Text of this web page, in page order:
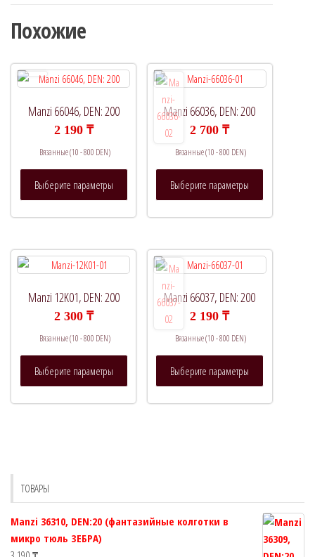
Похожие
Manzi 66046, DEN: 200
2 190 ₸
Вязанные (10 - 800 DEN)
Выберите параметры
Этот
Опции
можно
Manzi 66036, DEN: 200
2 700₸
Вязанные (10 - 800 DEN)
Выберите параметры
Опции
можно
Manzi 12K01, DEN: 200
2 300 ₸
Вязанные (10 - 800 DEN)
Выберите параметры
Этот
товара.
Manzi 66037, DEN: 200
2 190₸
Вязанные (10 - 800 DEN)
Выберите параметры
странице
товара.
ТОВАРЫ
Manzi 36310, DEN:20 (фантазийные колготки в
микро тюль ЗЕБРА)